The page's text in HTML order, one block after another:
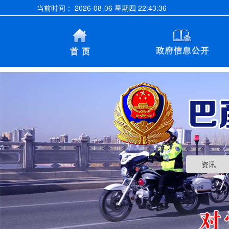
当前时间： 2026-08-06 星期四 22:43:36